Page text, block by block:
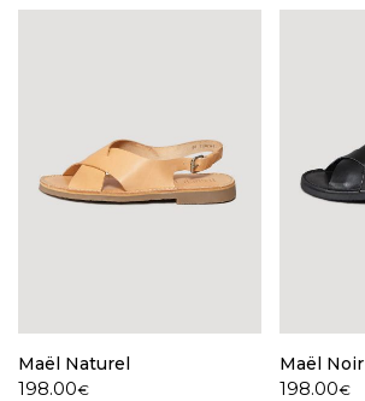
Maël Naturel
198.00€
Maël Noir
198.00€